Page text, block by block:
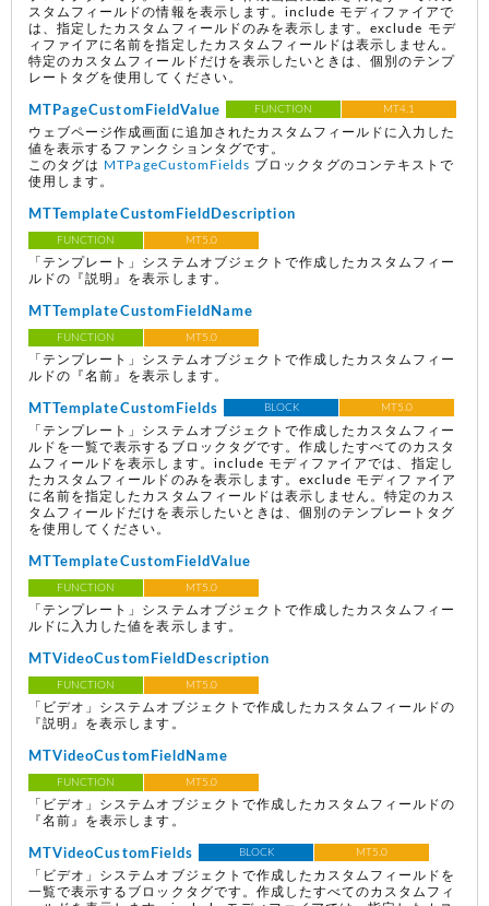
スタムフィールドの情報を表示します。include モディファイアで
は、指定したカスタムフィールドのみを表示します。exclude モデ
ィファイアに名前を指定したカスタムフィールドは表示しません。
特定のカスタムフィールドだけを表示したいときは、個別のテンプ
レートタグを使用してください。
MTPageCustomFieldValue FUNCTION MT4.1
ウェブページ作成画面に追加されたカスタムフィールドに入力した
値を表示するファンクションタグです。
このタグは
MTPageCustomFields ブロックタグのコンテキストで
使用します。
MTTemplateCustomFieldDescription
FUNCTION MT5.0
「テンプレート」システムオブジェクトで作成したカスタムフィー
ルドの『説明』を表示します。
MTTemplateCustomFieldName
FUNCTION MT5.0
「テンプレート」システムオブジェクトで作成したカスタムフィー
ルドの『名前』を表示します。
MTTemplateCustomFields BLOCK MT5.0
「テンプレート」システムオブジェクトで作成したカスタムフィー
ルドを一覧で表示するブロックタグです。作成したすべてのカスタ
ムフィールドを表示します。include モディファイアでは、指定し
たカスタムフィールドのみを表示します。exclude モディファイア
に名前を指定したカスタムフィールドは表示しません。特定のカス
タムフィールドだけを表示したいときは、個別のテンプレートタグ
を使用してください。
MTTemplateCustomFieldValue
FUNCTION MT5.0
「テンプレート」システムオブジェクトで作成したカスタムフィー
ルドに入力した値を表示します。
MTVideoCustomFieldDescription
FUNCTION MT5.0
「ビデオ」システムオブジェクトで作成したカスタムフィールドの
『説明』を表示します。
MTVideoCustomFieldName
FUNCTION MT5.0
「ビデオ」システムオブジェクトで作成したカスタムフィールドの
『名前』を表示します。
MTVideoCustomFields BLOCK MT5.0
「ビデオ」システムオブジェクトで作成したカスタムフィールドを
一覧で表示するブロックタグです。作成したすべてのカスタムフィ